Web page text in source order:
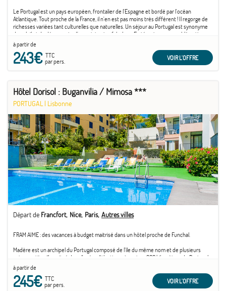
Le Portugal est un pays européen, frontalier de l'Espagne et bordé par l'océan
Atlantique. Tout proche de la France, il n'en est pas moins très différent ! Il regorge de
richesses variées tant culturelles que naturelles. Un séjour au Portugal est synonyme
de soleil et de découverte d'un patrimoine fabuleux. En témoigne son emblématique
capitale ...
à partir de
243€TTC
par pers.
VOIR L'OFFRE
Hôtel Dorisol : Buganvilia / Mimosa ***
PORTUGAL | Lisbonne
Départ de Francfort Nice Paris Autres villes
FRAM AIME : des vacances à budget maitrisé dans un hôtel proche de Funchal.
Madère est un archipel du Portugal composé de l'île du même nom et de plusieurs
autres petites îles, situé dans l'océan Atlantique, à environ 900 kilomètres du Portugal
continental et à environ 600 kilomètres de la côte du Maroc. Son climat subtropical et
ses ...
à partir de
245€TTC
par pers.
VOIR L'OFFRE